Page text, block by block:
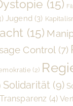
(15)
Jugend (3)
(15)
Control (7)
(2)
Solidarität (9)
Transparenz (4)